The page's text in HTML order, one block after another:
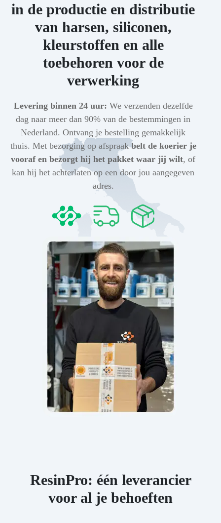
in de productie en distributie
van harsen, siliconen,
kleurstoffen en alle
toebehoren voor de
verwerking
Levering binnen 24 uur: We verzenden dezelfde
dag naar meer dan 90% van de bestemmingen in
Nederland. Ontvang je bestelling gemakkelijk
thuis. Met bezorging op afspraakbelt de koerier je
vooraf en bezorgt hij het pakket waar jij wilt, of
kan hij het achterlaten op een door jou aangegeven
adres.
ResinPro: één leverancier
voor al je behoeften